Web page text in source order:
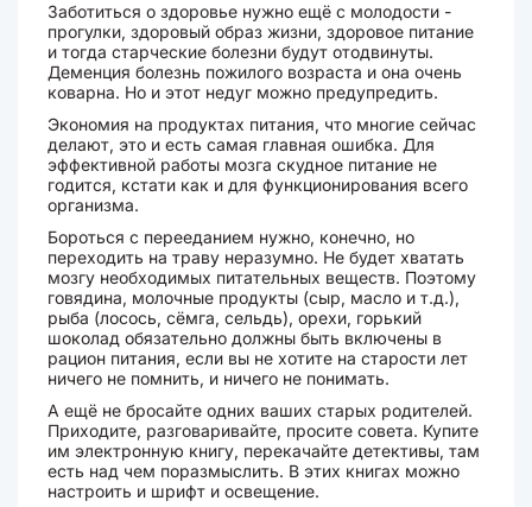
Заботиться о здоровье нужно ещё с молодости -
прогулки, здоровый образ жизни, здоровое питание
и тогда старческие болезни будут отодвинуты.
Деменция болезнь пожилого возраста и она очень
коварна. Но и этот недуг можно предупредить.
Экономия на продуктах питания, что многие сейчас
делают, это и есть самая главная ошибка. Для
эффективной работы мозга скудное питание не
годится, кстати как и для функционирования всего
организма.
Бороться с перееданием нужно, конечно, но
переходить на траву неразумно. Не будет хватать
мозгу необходимых питательных веществ. Поэтому
говядина, молочные продукты (сыр, масло и т.д.),
рыба (лосось, сёмга, сельдь), орехи, горький
шоколад обязательно должны быть включены в
рацион питания, если вы не хотите на старости лет
ничего не помнить, и ничего не понимать.
А ещё не бросайте одних ваших старых родителей.
Приходите, разговаривайте, просите совета. Купите
им электронную книгу, перекачайте детективы, там
есть над чем поразмыслить. В этих книгах можно
настроить и шрифт и освещение.